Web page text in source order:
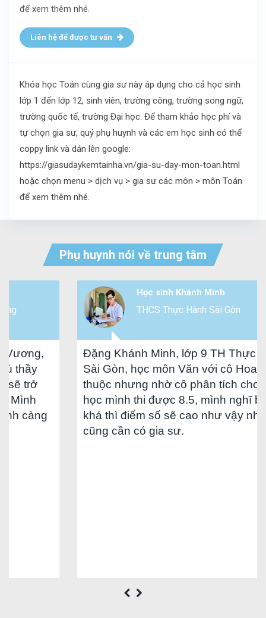
để xem thêm nhé.
Liên hệ để được tư vấn
Khóa học Toán cùng gia sư này áp dụng cho cả học sinh
lớp 1 đến lớp 12, sinh viên, trường công, trường song ngữ,
trường quốc tế, trường Đại học. Để tham khảo học phí và
tự chọn gia sư, quý phụ huynh và các em học sinh có thể
coppy link và dán lên google:
https://giasudaykemtainha.vn/gia-su-day-mon-toan.html
hoặc chọn menu > dịch vụ > gia sư các môn > môn Toán
để xem thêm nhé.
Phụ huynh nói về trung tâm
Học sinh Khánh Minh
THCS Thực Hành Sài Gòn
Đặng Khánh Minh, lớp 9 TH Thực Hành
Sài Gòn, học môn Văn với cô Hoa tuy
thuộc nhưng nhờ cô phân tích cho cách
học mình thi được 8.5, mình nghĩ bạn
khá thì điểm số sẽ cao như vậy nhưng
cũng cần có gia sư.